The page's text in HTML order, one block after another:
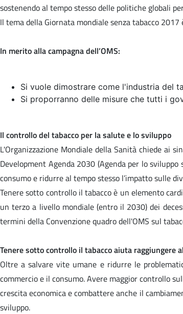
sostenendo al tempo stesso delle politiche globali
Il tema della Giornata mondiale senza tabacco 2017
In merito alla campagna dell’OMS:
Si vuole dimostrare come l'industria del
Si proporranno delle misure che tutti i
Il controllo del tabacco per la salute e lo sviluppo
L'Organizzazione Mondiale della Sanità chiede ai
Development Agenda 2030 (Agenda per lo
consumo e ridurre al tempo stesso l’impatto sulle
Tenere sotto controllo il tabacco è un elemento
un terzo a livello mondiale (entro il 2030) dei
termini della Convenzione quadro dell'OMS sul
Tenere sotto controllo il tabacco aiuta raggiungere
Oltre a salvare vite umane e ridurre le
commercio e il consumo. Avere maggior controllo
crescita economica e combattere anche il
sviluppo.